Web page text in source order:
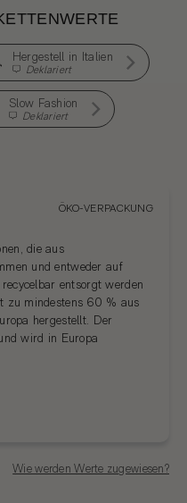
Hergestell in Italien
Deklariert
Slow Fashion
Deklariert
ÖKO-VERPACKUNG
die aus
und entweder auf
entsorgt werden
zu mindestens 60 % aus
hergestellt. Der
wird in Europa
Wie werden Werte zugewiesen?